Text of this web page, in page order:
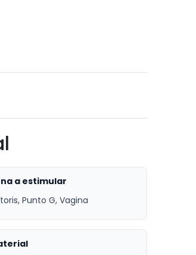
a estimular
Punto G, Vagina